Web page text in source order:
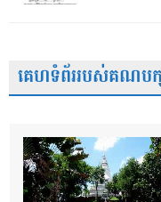
គេហទំព័ររបស់គណបក្ស